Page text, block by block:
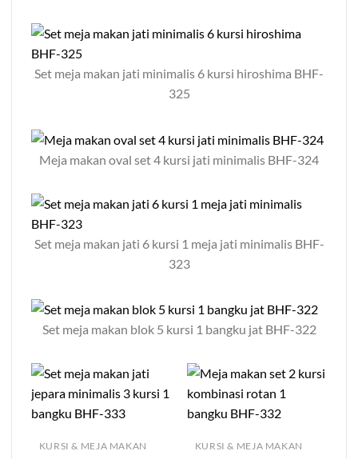
Set meja makan jati minimalis 6 kursi hiroshima BHF-
325
Meja makan oval set 4 kursi jati minimalis BHF-324
Set meja makan jati 6 kursi 1 meja jati minimalis BHF-
323
Set meja makan blok 5 kursi 1 bangku jat BHF-322
KURSI & MEJA MAKAN KURSI & MEJA MAKAN